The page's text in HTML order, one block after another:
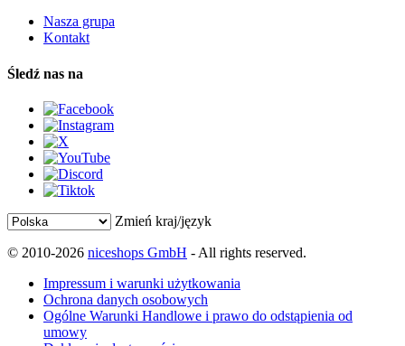
Nasza grupa
Kontakt
Śledź nas na
Zmień kraj/język
© 2010-2026 niceshops GmbH - All rights reserved.
Impressum i warunki użytkowania
Ochrona danych osobowych
Ogólne Warunki Handlowe i prawo do odstąpienia od
umowy